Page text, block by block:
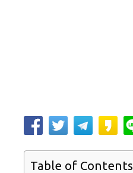
Table of Contents